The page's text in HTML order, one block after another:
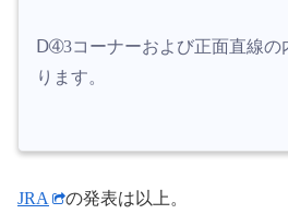
Ⅾ➃3コーナーおよび正面直線の
ります。
JRA の発表は以上。